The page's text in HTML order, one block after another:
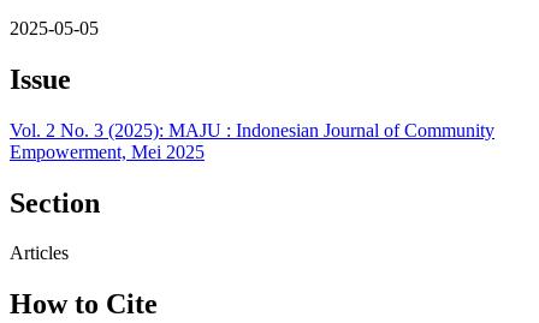
2025-05-05
Issue
Vol. 2 No. 3 (2025): MAJU : Indonesian Journal of Community
Empowerment, Mei 2025
Section
Articles
How to Cite